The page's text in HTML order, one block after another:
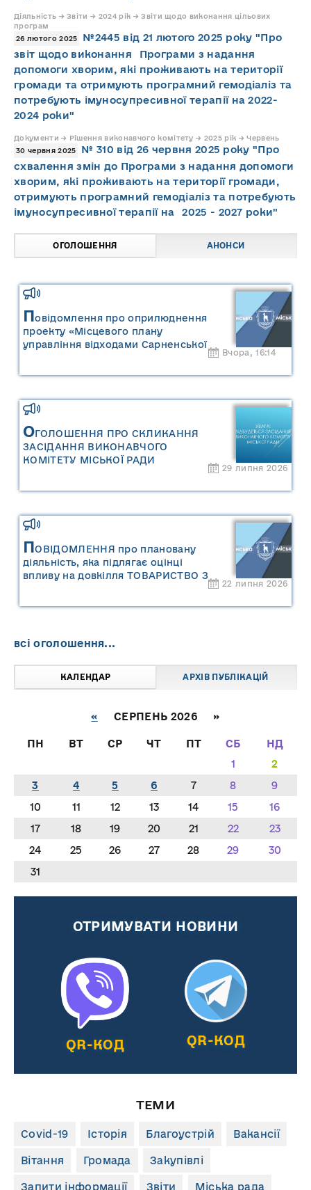
Діяльність → Звіти → 2024 рік → Звіти щодо виконання цільових
програм
26 лютого 2025
№2445 від 21 лютого 2025 року "Про
звіт щодо виконання Програми з надання
допомоги хворим, які проживають на території
громади та отримують програмний гемодіаліз та
потребують імуносупресивної терапії на 2022-
2024 роки"
Документи → Рішення виконавчого комітету → 2025 рік → Червень
30 червня 2025
№ 310 від 26 червня 2025 року "Про
схвалення змін до Програми з надання допомоги
хворим, які проживають на території громади,
отримують програмний гемодіаліз та потребують
імуносупресивної терапії на 2025 - 2027 роки"
ОГОЛОШЕННЯ АНОНСИ
Повідомлення про оприлюднення
проекту «Місцевого плану
управління відходами Сарненської
міської територіальної громади» та
управління відходами Сарненської
міської територіальної громади»
Вчора, 16:14
ОГОЛОШЕННЯ ПРО СКЛИКАННЯ
ЗАСІДАННЯ ВИКОНАВЧОГО
КОМІТЕТУ МІСЬКОЇ РАДИ
29 липня 2026
ПОВІДОМЛЕННЯ про плановану
діяльність, яка підлягає оцінці
впливу на довкілля ТОВАРИСТВО З
22 липня 2026
всі оголошення...
КАЛЕНДАР АРХІВ ПУБЛІКАЦІЙ
« СЕРПЕНЬ 2026 »
ПН ВТ СР ЧТ ПТ СБ
НД
1
2
3
4 5 6 7 8
9
10
11 12 13 14 15
16
17
18 19 20 21 22
23
24
25 26 27 28 29
30
31
ОТРИМУВАТИ НОВИНИ
QR-КОД QR-КОД
ТЕМИ
Covid-19 Історія Благоустрій Вакансії
Вітання Громада Закупівлі
Запити інформації Звіти Міська рада